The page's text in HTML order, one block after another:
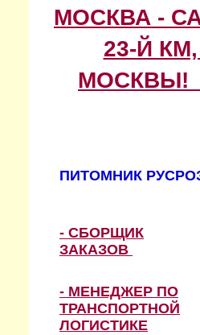
МОСКВА -
23-Й
МОСКВЫ!
ПИТОМНИК
- СБОРЩИК
ЗАКАЗОВ
- МЕНЕДЖЕР ПО
ТРАНСПОРТНОЙ
ЛОГИСТИКЕ